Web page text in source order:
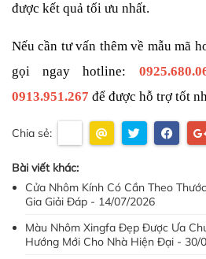
được kết quả tối ưu nhất.
Nếu cần tư vấn thêm về mẫu mã
gọi ngay hotline:
0913.951.267 để được hỗ trợ tốt
Chia sẻ:
Bài viết khác:
Cửa Nhôm Kính Có Cần Theo
Gia Giải Đáp - 14/07/2026
Màu Nhôm Xingfa Đẹp Được Ưa
Hướng Mới Cho Nhà Hiện Đại - 30/